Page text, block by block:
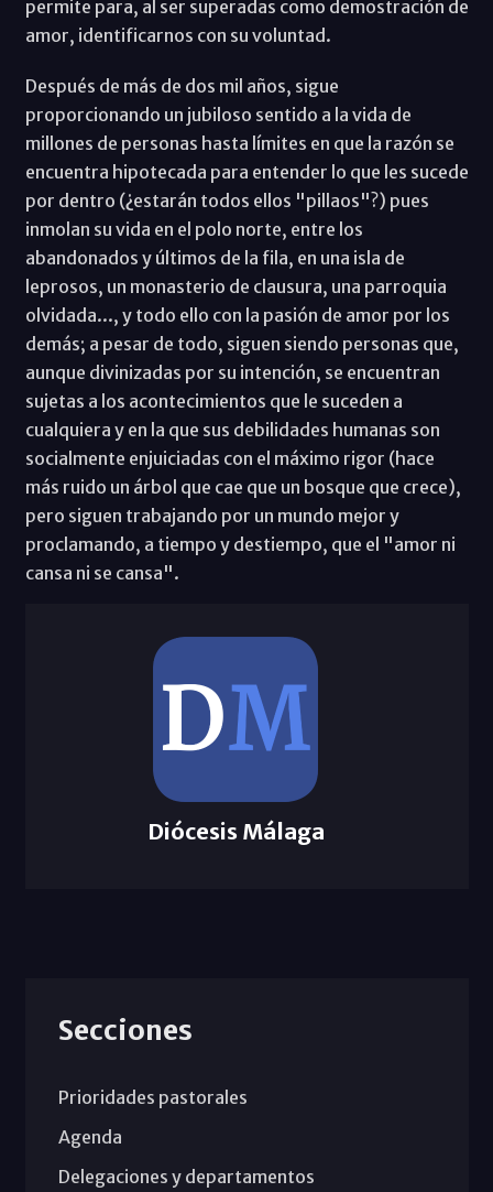
permite para, al ser superadas como demostración de
amor, identificarnos con su voluntad.
Después de más de dos mil años, sigue
proporcionando un jubiloso sentido a la vida de
millones de personas hasta límites en que la razón se
encuentra hipotecada para entender lo que les sucede
por dentro (¿estarán todos ellos "pillaos"?) pues
inmolan su vida en el polo norte, entre los
abandonados y últimos de la fila, en una isla de
leprosos, un monasterio de clausura, una parroquia
olvidada..., y todo ello con la pasión de amor por los
demás; a pesar de todo, siguen siendo personas que,
aunque divinizadas por su intención, se encuentran
sujetas a los acontecimientos que le suceden a
cualquiera y en la que sus debilidades humanas son
socialmente enjuiciadas con el máximo rigor (hace
más ruido un árbol que cae que un bosque que crece),
pero siguen trabajando por un mundo mejor y
proclamando, a tiempo y destiempo, que el "amor ni
cansa ni se cansa".
Diócesis Málaga
Secciones
Prioridades pastorales
Agenda
Delegaciones y departamentos